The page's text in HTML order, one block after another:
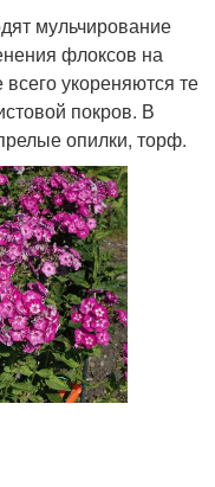
мульчирование
флоксов на
укореняются те
покров. В
опилки, торф.